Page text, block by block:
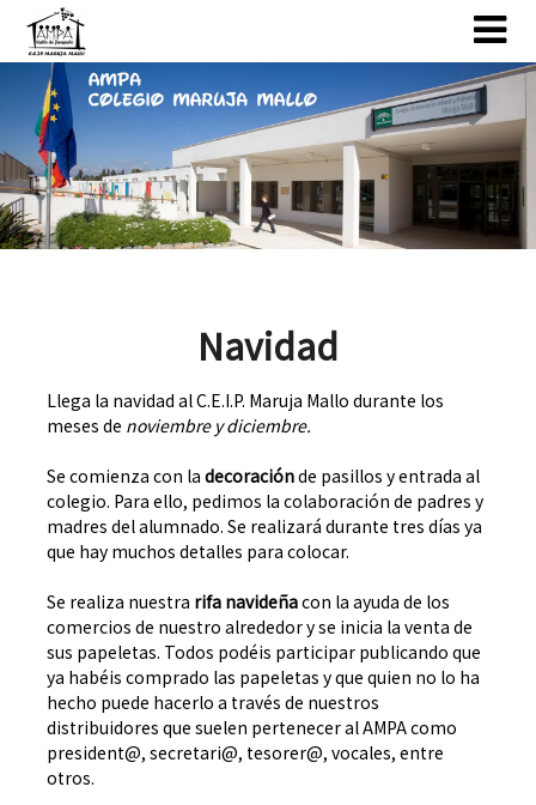
Skip
content
Skip
content
Navidad
Llega la navidad al C.E.I.P. Maruja Mallo durante los
meses de noviembre y diciembre.
Se comienza con la decoraciónde pasillos y entrada al
colegio. Para ello, pedimos la colaboración de padres y
madres del alumnado. Se realizará durante tres días ya
que hay muchos detalles para colocar.
Se realiza nuestra rifa navideñacon la ayuda de los
comercios de nuestro alrededor y se inicia la venta de
sus papeletas. Todos podéis participar publicando que
ya habéis comprado las papeletas y que quien no lo ha
hecho puede hacerlo a través de nuestros
distribuidores que suelen pertenecer al AMPA como
president@, secretari@, tesorer@, vocales, entre
otros.